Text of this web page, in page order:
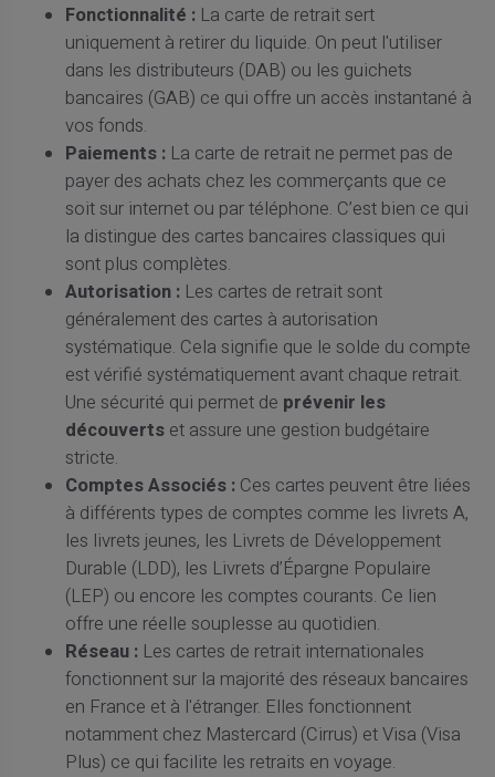
Fonctionnalité : La carte de retrait sert
uniquement à retirer du liquide. On peut l'utiliser
dans les distributeurs (DAB) ou les guichets
bancaires (GAB) ce qui offre un accès instantané à
vos fonds.
Paiements : La carte de retrait ne permet pas de
payer des achats chez les commerçants que ce
soit sur internet ou par téléphone. C’est bien ce qui
la distingue des cartes bancaires classiques qui
sont plus complètes.
Autorisation : Les cartes de retrait sont
généralement des cartes à autorisation
systématique. Cela signifie que le solde du compte
est vérifié systématiquement avant chaque retrait.
Une sécurité qui permet de prévenir les
découverts et assure une gestion budgétaire
stricte.
Comptes Associés : Ces cartes peuvent être liées
à différents types de comptes comme les livrets A,
les livrets jeunes, les Livrets de Développement
Durable (LDD), les Livrets d’Épargne Populaire
(LEP) ou encore les comptes courants. Ce lien
offre une réelle souplesse au quotidien.
Réseau : Les cartes de retrait internationales
fonctionnent sur la majorité des réseaux bancaires
en France et à l'étranger. Elles fonctionnent
notamment chez Mastercard (Cirrus) et Visa (Visa
Plus) ce qui facilite les retraits en voyage.